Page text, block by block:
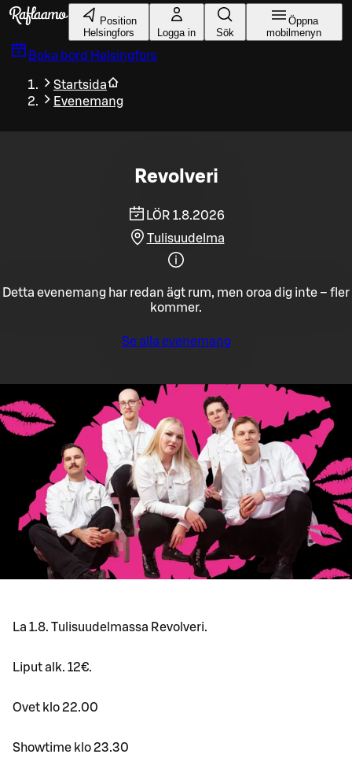
Gå till huvudinnehållet
Position
Helsingfors
Logga in Sök
Öppna
mobilmenyn
Boka bord Helsingfors
Startsida
Evenemang
Revolveri
LÖR 1.8.2026
Tulisuudelma
Detta evenemang har redan ägt rum, men oroa dig inte – fler
kommer.
Se alla evenemang
La 1.8. Tulisuudelmassa Revolveri.
Liput alk. 12€.
Ovet klo 22.00
Showtime klo 23.30